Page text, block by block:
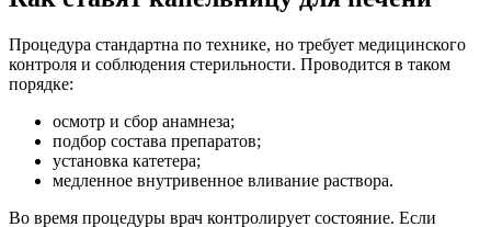
Процедура стандартна по технике, но требует медицинского
контроля и соблюдения стерильности. Проводится в таком
порядке:
осмотр и сбор анамнеза;
подбор состава препаратов;
установка катетера;
медленное внутривенное вливание раствора.
Во время процедуры врач контролирует состояние. Если